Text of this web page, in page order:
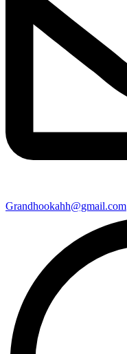
Grandhookahh@gmail.com